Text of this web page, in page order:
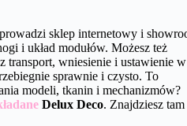
sklep internetowy i
i układ modułów. Możesz też
transport, wniesienie i ustawienie w
sprawnie i czysto. To
modeli, tkanin i mechanizmów?
Delux Deco. Znajdziesz tam